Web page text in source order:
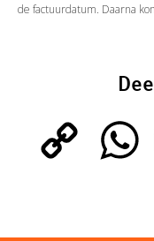
de factuurdatum. Daarna
W